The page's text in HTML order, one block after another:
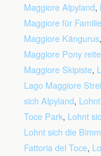
Maggiore Alpyland,
Maggiore für
Maggiore Kängurus,
Maggiore Pony
Maggiore Skipiste,
Lago Maggiore
sich Alpyland,
Toce Park, Lohnt
Lohnt sich die
Fattoria del Toce,